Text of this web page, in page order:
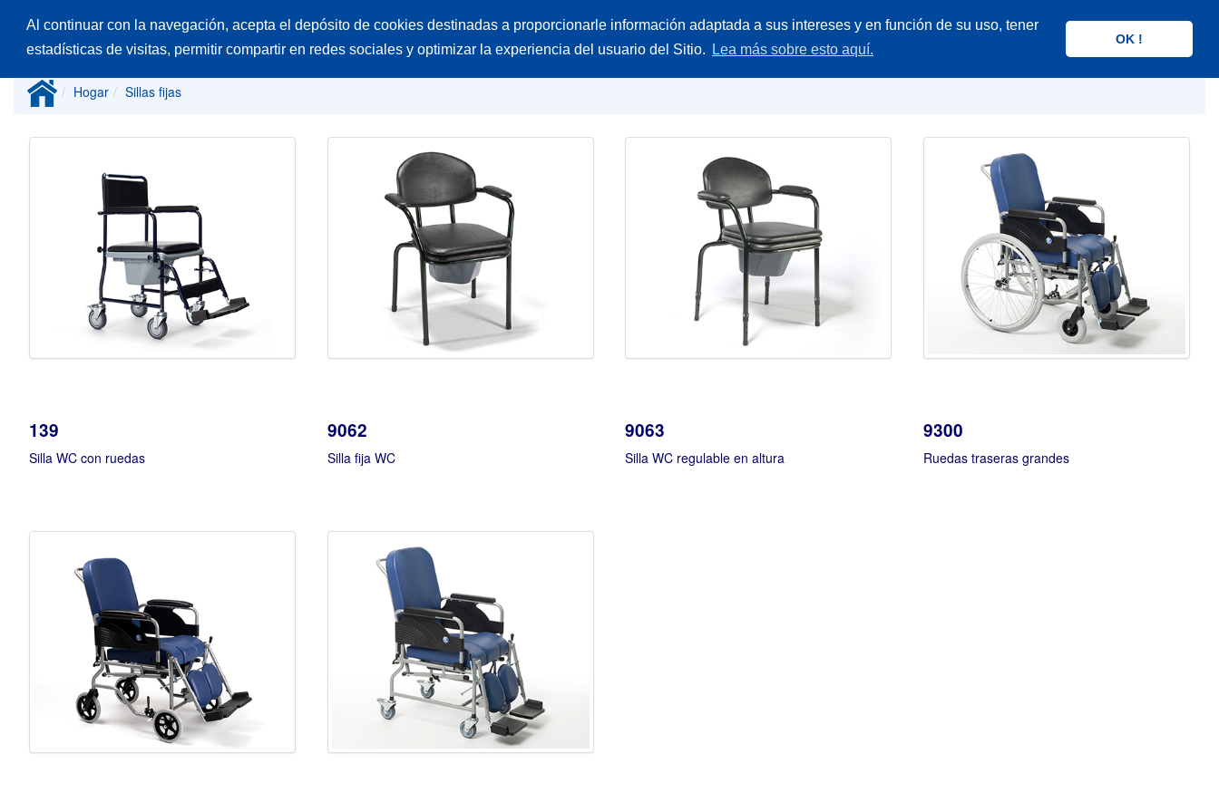
Al continuar con la navegación, acepta el depósito de cookies destinadas a proporcionarle información adaptada a sus intereses y en función de su uso, tener
estadísticas de visitas, permitir compartir en redes sociales y optimizar la experiencia del usuario del Sitio.
Lea más sobre esto aquí.
OK !
Inicio Productos Catálogos Despieces Empresa Contacto
Buscar
producto
Hogar Sillas fijas
139
Silla WC con ruedas
9062
Silla fija WC
9063
Silla WC regulable en altura
9300
Ruedas traseras grandes